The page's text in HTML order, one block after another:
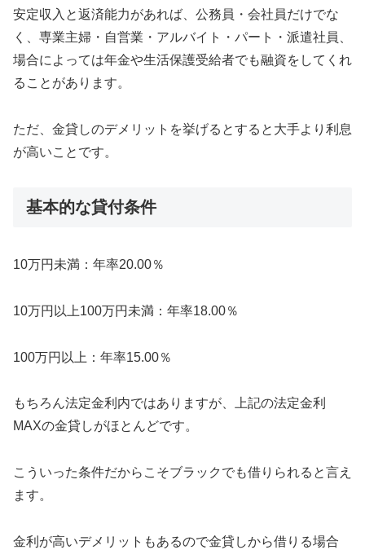
安定収入と返済能力があれば、公務員・会社員だけでな
く、専業主婦・自営業・アルバイト・パート・派遣社員、
場合によっては年金や生活保護受給者でも融資をしてくれ
ることがあります。
ただ、金貸しのデメリットを挙げるとすると大手より利息
が高いことです。
基本的な貸付条件
10万円未満：年率20.00％
10万円以上100万円未満：年率18.00％
100万円以上：年率15.00％
もちろん法定金利内ではありますが、上記の法定金利
MAXの金貸しがほとんどです。
こういった条件だからこそブラックでも借りられると言え
ます。
金利が高いデメリットもあるので金貸しから借りる場合